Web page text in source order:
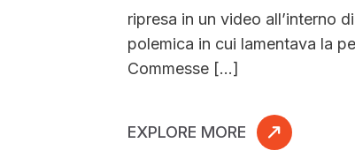
ripresa in un video all’interno
polemica in cui lamentava la
Commesse […]
EXPLORE MORE